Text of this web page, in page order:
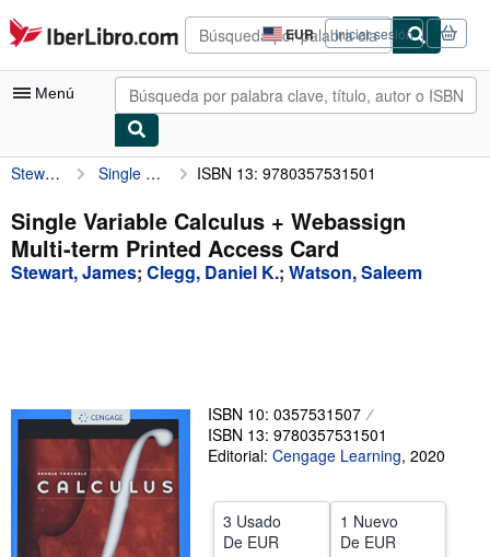
Pasar al contenido principal
IberLibro.com EUR
Preferencias
de
compra
del
Iniciar sesión
Menú
Mi cuenta
Consultar mis pedidos
Búsqueda avanzada
Vendedores
Comenzar a vender
Ayuda
CERRAR
Stewart, James Single Variable Calculus + Webassign Multi-term Printed Access Card ISBN 13: 9780357531501
Single Variable Calculus + Webassign
Multi-term Printed Access Card
Stewart, James; Clegg, Daniel K.; Watson, Saleem
ISBN 10: 0357531507
ISBN 13: 9780357531501
Editorial: Cengage Learning, 2020
3 Usado
De EUR
1 Nuevo
De EUR